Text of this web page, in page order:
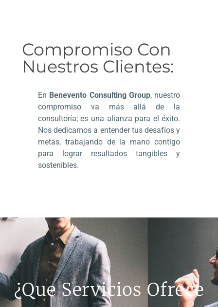
Compromiso Con
Nuestros Clientes:
En Benevento Consulting Group, nuestro
compromiso va más allá de la
consultoría; es una alianza para el éxito.
Nos dedicamos a entender tus desafíos y
metas, trabajando de la mano contigo
para lograr resultados tangibles y
sostenibles.
¿Que Servicios Ofrece